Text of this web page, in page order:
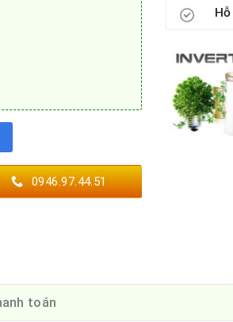
0946.97.44.51
toán